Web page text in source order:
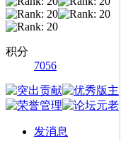
积分
7056
发消息